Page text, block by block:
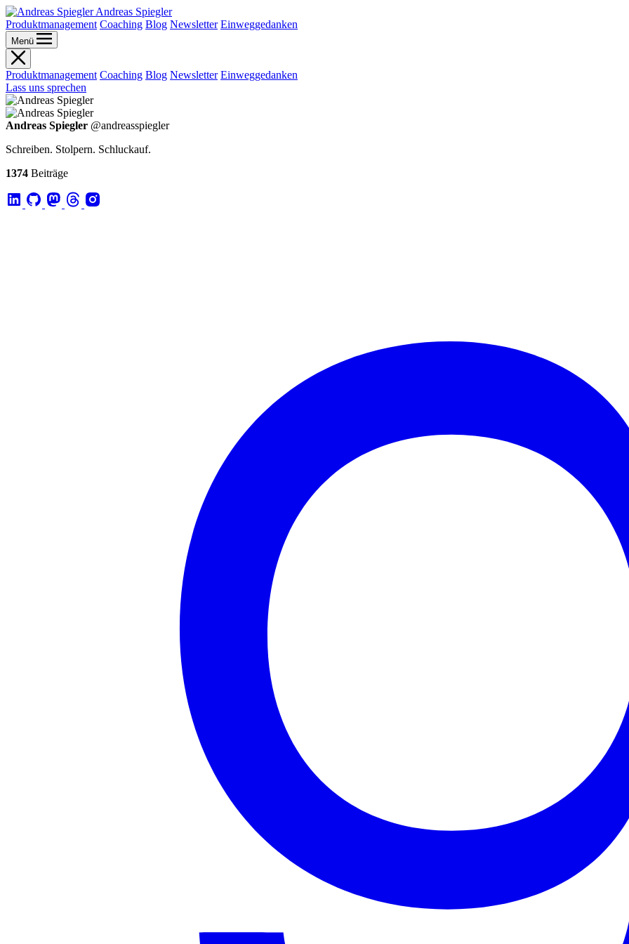
Andreas Spiegler
Produktmanagement Coaching Blog Newsletter Einweggedanken
Menü
Produktmanagement Coaching Blog Newsletter Einweggedanken
Lass uns sprechen
Andreas Spiegler @andreasspiegler
Schreiben. Stolpern. Schluckauf.
1374 Beiträge